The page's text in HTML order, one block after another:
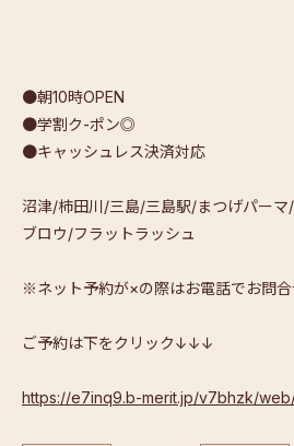
●朝10時OPEN
●学割ク-ポン◎
●キャッシュレス決済対応
沼津/柿田川/三島/三島駅/まつげパー
ブロウ/フラットラッシュ
※ネット予約が×の際はお電話でお問合
ご予約は下をクリック↓↓↓
https://e7inq9.b-merit.jp/v7bhzk/